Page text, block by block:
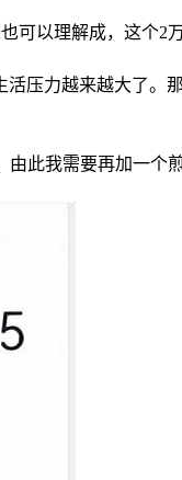
可以理解成，这个2
压力越来越大了。
此我需要再加一个